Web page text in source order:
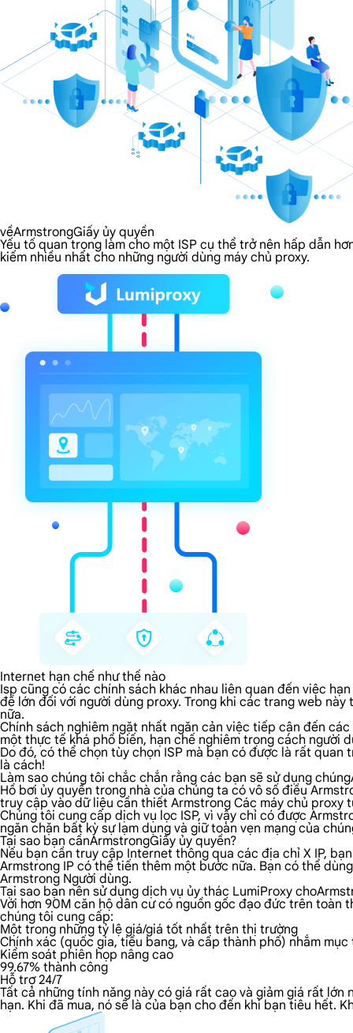
vềArmstrongGiấy ủy quyền
Yếu tố quan trọng làm cho một ISP cụ thể trở nên hấp dẫn
kiếm nhiều nhất cho những người dùng máy chủ proxy.
Internet hạn chế như thế nào
Isp cũng có các chính sách khác nhau liên quan đến việc
đề lớn đối với người dùng proxy. Trong khi các trang web
nữa.
Chính sách nghiêm ngặt nhất ngăn cản việc tiếp cận đến
một thực tế khá phổ biến, hạn chế nghiêm trọng cách người
Do đó, có thể chọn tùy chọn ISP mà bạn có được là rất
là cách!
Làm sao chúng tôi chắc chắn rằng các bạn sẽ sử dụng
Hồ bơi ủy quyền trong nhà của chúng ta có vô số điều
truy cập vào dữ liệu cần thiết Armstrong Các máy chủ proxy
Chúng tôi cung cấp dịch vụ lọc ISP, vì vậy chỉ có được
ngăn chặn bất kỳ sự lạm dụng và giữ toàn vẹn mạng của
Tại sao bạn cầnArmstrongGiấy ủy quyền?
Nếu bạn cần truy cập Internet thông qua các địa chỉ X IP,
Armstrong IP có thể tiến thêm một bước nữa. Bạn có thể
Armstrong Người dùng.
Tại sao bạn nên sử dụng dịch vụ ủy thác LumiProxy
Với hơn 90M căn hộ dân cư có nguồn gốc đạo đức trên toàn
chúng tôi cung cấp:
Một trong những tỷ lệ giá/giá tốt nhất trên thị trường
Chính xác (quốc gia, tiểu bang, và cấp thành phố) nhắm mục
Kiểm soát phiên họp nâng cao
99.67% thành công
Hỗ trợ 24/7
Tất cả những tính năng này có giá rất cao và giảm giá rất
hạn. Khi đã mua, nó sẽ là của bạn cho đến khi bạn tiêu hết.